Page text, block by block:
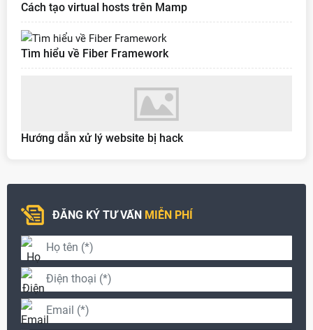
Cách tạo virtual hosts trên Mamp
Tìm hiểu về Fiber Framework
Hướng dẫn xử lý website bị hack
ĐĂNG KÝ TƯ VẤN MIỄN PHÍ